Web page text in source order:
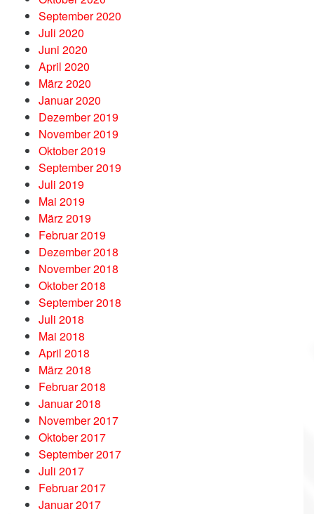
September 2020
Juli 2020
Juni 2020
April 2020
März 2020
Januar 2020
Dezember 2019
November 2019
Oktober 2019
September 2019
Juli 2019
Mai 2019
März 2019
Februar 2019
Dezember 2018
November 2018
Oktober 2018
September 2018
Juli 2018
Mai 2018
April 2018
März 2018
Februar 2018
Januar 2018
November 2017
Oktober 2017
September 2017
Juli 2017
Februar 2017
Januar 2017